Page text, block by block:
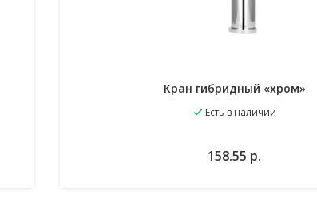
Кран гибридный «хром»
Есть в наличии
158.55 р.